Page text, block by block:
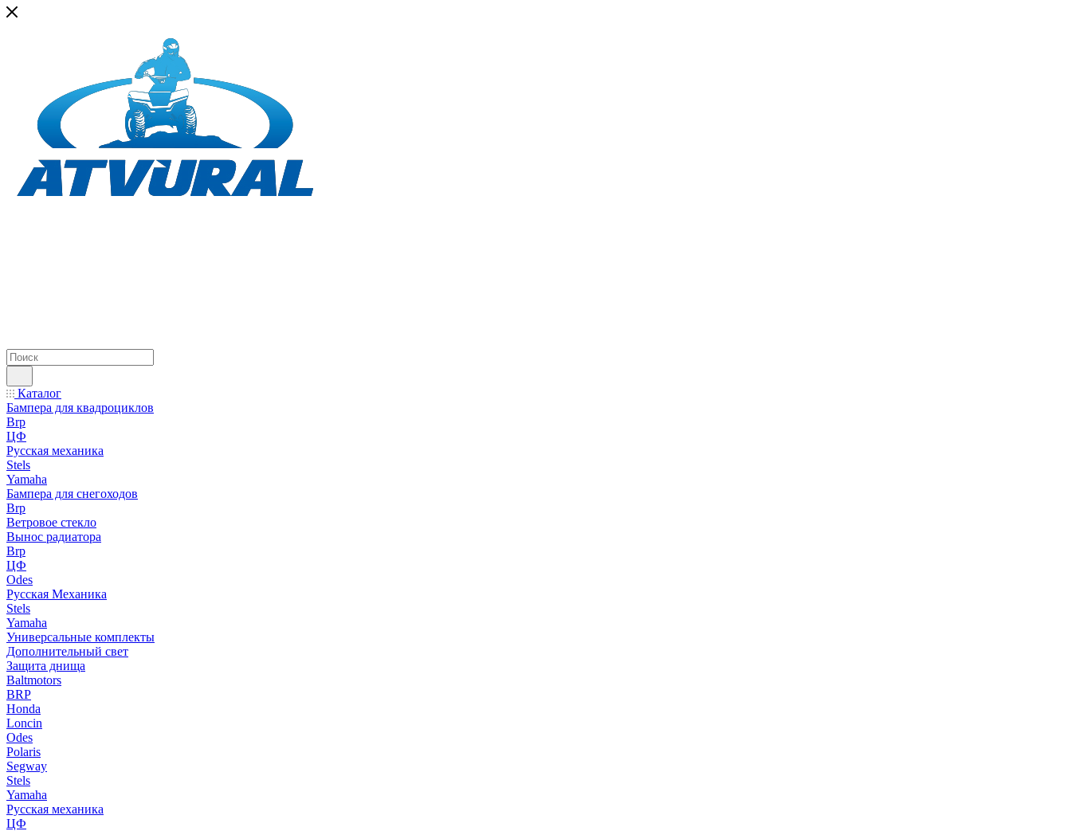
Каталог
Бампера для квадроциклов
Brp
ЦФ
Русская механика
Stels
Yamaha
Бампера для снегоходов
Brp
Ветровое стекло
Вынос радиатора
Brp
ЦФ
Odes
Русская Механика
Stels
Yamaha
Универсальные комплекты
Дополнительный свет
Защита днища
Baltmotors
BRP
Honda
Loncin
Odes
Polaris
Segway
Stels
Yamaha
Русская механика
ЦФ